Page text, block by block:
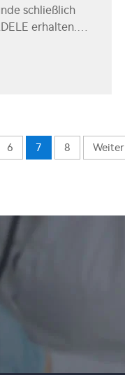
schließlich
erhalten.
6 7 8 Weiter